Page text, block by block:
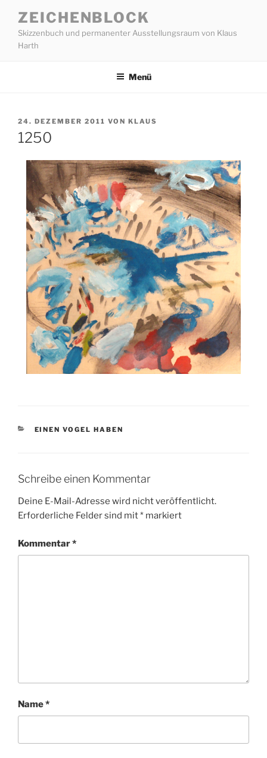
Inhalt
springen
ZEICHENBLOCK
Skizzenbuch und permanenter Ausstellungsraum von Klaus
Harth
Menü
VERÖFFENTLICHT
AM
24. DEZEMBER 2011 VON KLAUS
1250
KATEGORIEN
EINEN VOGEL HABEN
Schreibe einen Kommentar
Deine E-Mail-Adresse wird nicht veröffentlicht.
Erforderliche Felder sind mit* markiert
Kommentar*
Name*